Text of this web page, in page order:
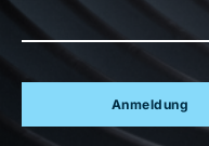
Anmeldung